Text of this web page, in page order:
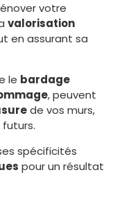
votre
valorisation
en assurant sa
le bardage
, peuvent
de vos murs,
spécificités
pour un résultat